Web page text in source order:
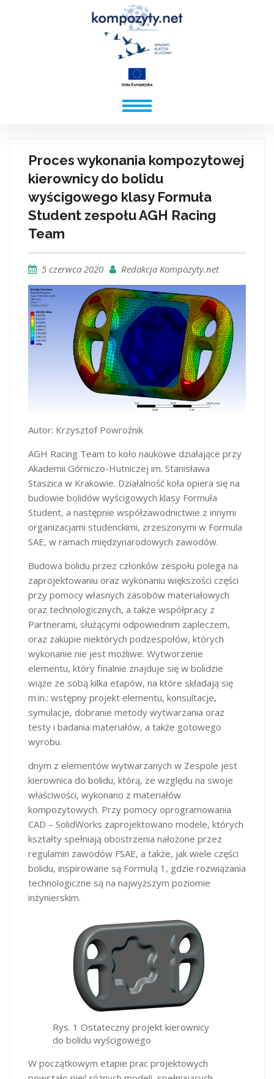
Proces wykonania kompozytowej
kierownicy do bolidu
wyścigowego klasy Formuła
Student zespołu AGH Racing
Team
5 czerwca 2020 Redakcja Kompozyty.net
Autor: Krzysztof Powroźnik
AGH Racing Team to koło naukowe działające przy
Akademii Górniczo-Hutniczej im. Stanisława
Staszica w Krakowie. Działalność koła opiera się na
budowie bolidów wyścigowych klasy Formuła
Student, a następnie współzawodnictwie z innymi
organizacjami studenckimi, zrzeszonymi w Formula
SAE, w ramach międzynarodowych zawodów.
Budowa bolidu przez członków zespołu polega na
zaprojektowaniu oraz wykonaniu większości części
przy pomocy własnych zasobów materiałowych
oraz technologicznych, a także współpracy z
Partnerami, służącymi odpowiednim zapleczem,
oraz zakupie niektórych podzespołów, których
wykonanie nie jest możliwe. Wytworzenie
elementu, który finalnie znajduje się w bolidzie
wiąże ze sobą kilka etapów, na które składają się
m.in.: wstępny projekt elementu, konsultacje,
symulacje, dobranie metody wytwarzania oraz
testy i badania materiałów, a także gotowego
wyrobu.
dnym z elementów wytwarzanych w Zespole jest
kierownica do bolidu, którą, ze względu na swoje
właściwości, wykonano z materiałów
kompozytowych. Przy pomocy oprogramowania
CAD – SolidWorks zaprojektowano modele, których
kształty spełniają obostrzenia nałożone przez
regulamin zawodów FSAE, a także, jak wiele części
bolidu, inspirowane są Formułą 1, gdzie rozwiązania
technologiczne są na najwyższym poziomie
inżynierskim.
Rys. 1 Ostateczny projekt kierownicy
do bolidu wyścigowego
W początkowym etapie prac projektowych